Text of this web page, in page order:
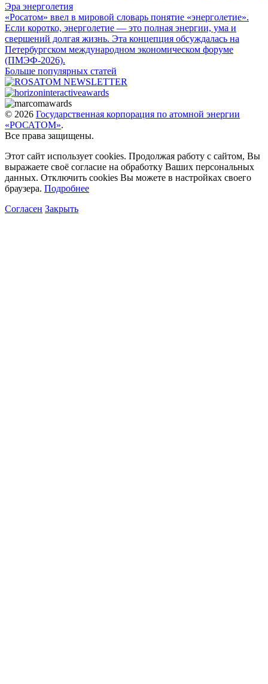
Эра энерголетия
«Росатом» ввел в мировой словарь понятие «энерголетие».
Если коротко, энерголетие — это полная энергии, ума и
свершений долгая жизнь. Эта концепция обсуждалась на
Петербургском международном экономическом форуме
(ПМЭФ-2026).
Больше популярных статей
© 2026 Государственная корпорация по атомной энергии
«РОСАТОМ».
Все права защищены.
Этот сайт использует cookies. Продолжая работу с сайтом, Вы
выражаете своё согласие на обработку Ваших персональных
данных. Отключить cookies Вы можете в настройках своего
браузера. Подробнее
Согласен Закрыть